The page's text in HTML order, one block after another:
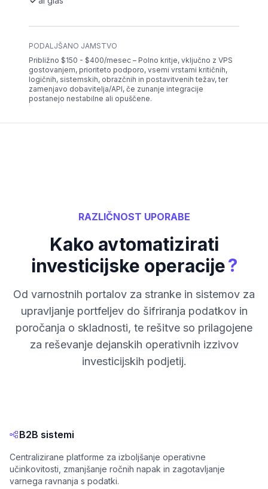
PODALJŠANO JAMSTVO
Približno $150 - $400/mesec – Polno kritje, vključno z VPS
gostovanjem, prioriteto podporo, vsemi vrstami kritičnih,
logičnih, sistemskih, obrazčnih in postavitvenih težav, ter
zamenjavo dobavitelja/API, če zunanje integracije
postanejo nestabilne ali opuščene.
RAZLIČNOST UPORABE
Kako avtomatizirati
investicijske operacije?
Od varnostnih portalov za stranke in sistemov za
upravljanje portfeljev do šifriranja podatkov in
poročanja o skladnosti, te rešitve so prilagojene
za reševanje dejanskih operativnih izzivov
investicijskih podjetij.
B2B sistemi
Centralizirane platforme za izboljšanje operativne
učinkovitosti, zmanjšanje ročnih napak in zagotavljanje
varnega ravnanja s podatki.